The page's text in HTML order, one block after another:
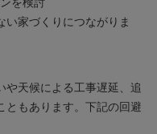
を検討
い家づくりにつながりま
天候による工事遅延、追
もあります。下記の回避